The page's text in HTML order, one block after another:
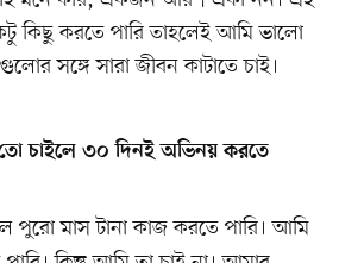
কিছু করতে পারি তাহলেই আমি ভালো
সঙ্গে সারা জীবন কাটাতে চাই।
চাইলে ৩০ দিনই অভিনয় করতে
পুরো মাস টানা কাজ করতে পারি। আমি